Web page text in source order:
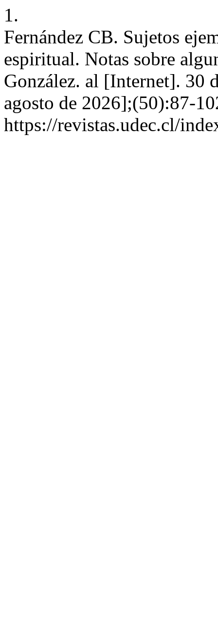
1.
Fernández CB. Sujetos
espiritual. Notas sobre
González. al [Internet]. 30
agosto de 2026];(50):87-
https://revistas.udec.cl/